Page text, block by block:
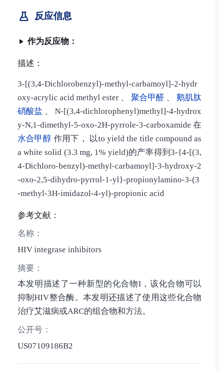
反应信息
作为反应物：
描述：
3-[(3,4-Dichlorobenzyl)-methyl-carbamoyl]-2-hydr
oxy-acrylic acid methyl ester 、 聚合甲醛 、鹅肌肽
硝酸盐 、 N-[(3,4-dichlorophenyl)methyl]-4-hydrox
y-N,1-dimethyl-5-oxo-2H-pyrrole-3-carboxamide 在
水合甲醇 作用下， 以to yield the title compound as
a white solid (3.3 mg, 1% yield)的产率得到3-{4-[(3,
4-Dichloro-benzyl)-methyl-carbamoyl]-3-hydroxy-2
-oxo-2,5-dihydro-pyrrol-1-yl}-propionylamino-3-(3
-methyl-3H-imidazol-4-yl)-propionic acid
参考文献：
名称：
HIV integrase inhibitors
摘要：
本发明描述了一种新型的化合物I，该化合物可以
抑制HIV整合酶。本发明还描述了使用这些化合物
治疗艾滋病或ARC的组合物和方法。
公开号：
US07109186B2